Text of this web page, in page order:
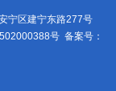
宁区建宁东路277号
号备案号：